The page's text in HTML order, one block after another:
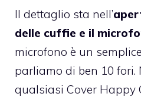
Il dettaglio sta nell’
delle cuffie e il
microfono è un
parliamo di ben 10 fori.
qualsiasi Cover Happy